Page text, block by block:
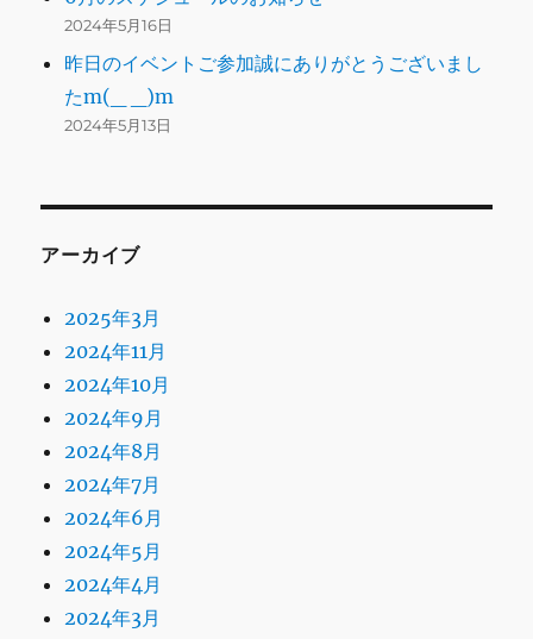
2024年5月16日
昨日のイベントご参加誠にありがとうございまし
たm(_ _)m
2024年5月13日
アーカイブ
2025年3月
2024年11月
2024年10月
2024年9月
2024年8月
2024年7月
2024年6月
2024年5月
2024年4月
2024年3月